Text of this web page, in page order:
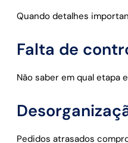
Quando detalhes
Falta de
Não saber em qual etapa
Pedidos atrasados